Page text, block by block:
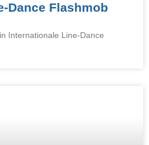
Dance Flashmob
Internationale Line-Dance